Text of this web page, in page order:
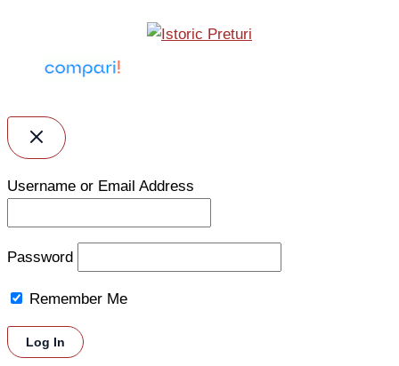
Username or Email Address
Password
Remember Me